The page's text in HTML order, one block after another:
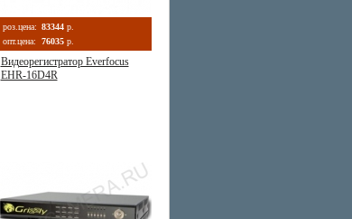
роз.цена: 83344 р.
опт.цена:
76035 р.
Видеорегистратор Everfocus
EHR-16D4R